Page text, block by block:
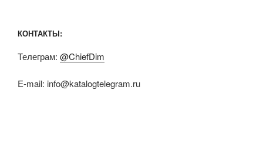
КОНТАКТЫ:
Телеграм: @ChiefDim
E-mail: info@katalogtelegram.ru